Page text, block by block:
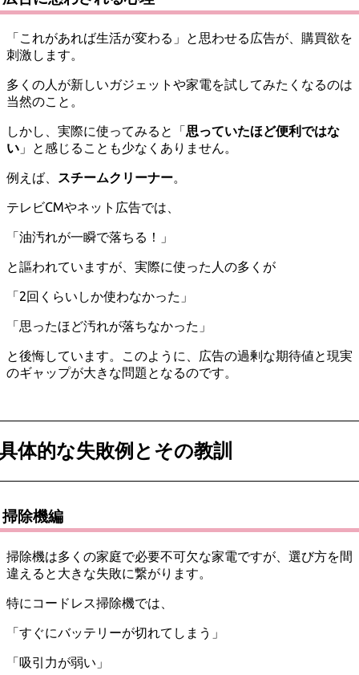
「これがあれば生活が変わる」と思わせる広告が、購買欲を
刺激します。
多くの人が新しいガジェットや家電を試してみたくなるのは
当然のこと。
しかし、実際に使ってみると「思っていたほど便利ではな
い 」と感じることも少なくありません。
例えば、 スチームクリーナー。
テレビCMやネット広告では、
「油汚れが一瞬で落ちる！」
と謳われていますが、実際に使った人の多くが
「2回くらいしか使わなかった」
「思ったほど汚れが落ちなかった」
と後悔しています。このように、広告の過剰な期待値と現実
のギャップが大きな問題となるのです。
体的な失敗例とその教訓
掃除機編
掃除機は多くの家庭で必要不可欠な家電ですが、選び方を間
違えると大きな失敗に繋がります。
特にコードレス掃除機では、
「すぐにバッテリーが切れてしまう」
「吸引力が弱い」